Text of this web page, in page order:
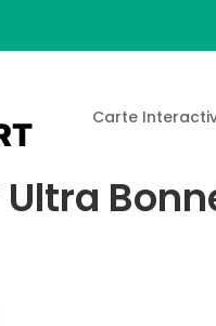
Carte
Ultra